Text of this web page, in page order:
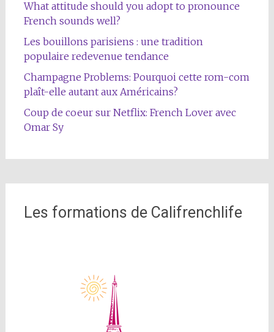
What attitude should you adopt to pronounce
French sounds well?
Les bouillons parisiens : une tradition
populaire redevenue tendance
Champagne Problems: Pourquoi cette rom-com
plaît-elle autant aux Américains?
Coup de coeur sur Netflix: French Lover avec
Omar Sy
Les formations de Califrenchlife